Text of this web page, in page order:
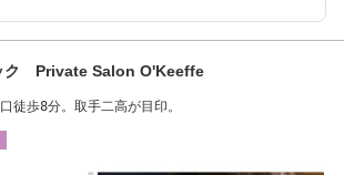
ク Private Salon O'Keeffe
徒歩8分。取手二高が目印。